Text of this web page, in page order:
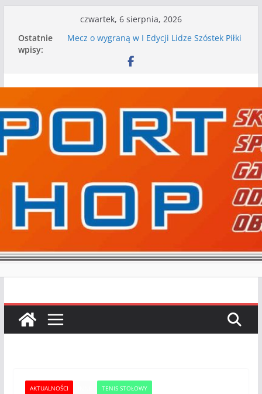
treści
czwartek, 6 sierpnia, 2026
Ostatnie
wpisy:
Mecz o wygraną w I Edycji Lidze Szóstek Piłki
Nasze piłkarskie zespoły w toku przygotowań
Kolejne gry kontrolne naszych piłkarskich
WKS wygrywa pierwszą edycję Ligi Szóstek w
Gwdzie Wielkiej
I mamy kolejne gry kontrolne, piłkarskie
granie przed nami
AKTUALNOŚCI TENIS STOŁOWY